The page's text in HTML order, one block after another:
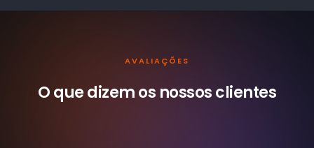
AVALIAÇÕES
O que dizem os nossosclientes